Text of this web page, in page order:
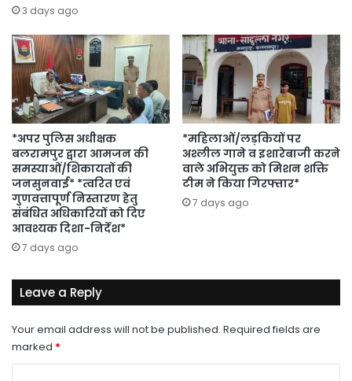
3 days ago
*अपर पुलिस अधीक्षक
बलरामपुर द्वारा आमजन की
समस्याओं/शिकायतों की
जनसुनवाई* *त्वरित एवं
गुणवत्तापूर्ण निस्तारण हेतु
संबंधित अधिकारियों को दिए
आवश्यक दिशा-निर्देश*
7 days ago
*महिलाओं/लड़कियों पर
अश्लील गाने व इशारेबाजी करने
वाले अभियुक्त को मिशन शक्ति
टीम ने किया गिरफ्तार*
7 days ago
Leave a Reply
Your email address will not be published. Required fields are
marked *